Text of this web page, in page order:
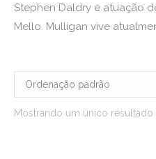
Stephen Daldry e atuação
Mello. Mulligan vive
Mostrando um único resultado